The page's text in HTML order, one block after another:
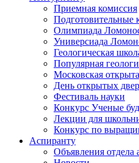
Приемная комиссия
Подготовительные
Олимпиада
Универсиада
Геологическая
Популярная
Московская
День открытых
Фестиваль науки
Конкурс Ученые
Лекции для
Конкурс по
Аспиранту
Объявления отдела